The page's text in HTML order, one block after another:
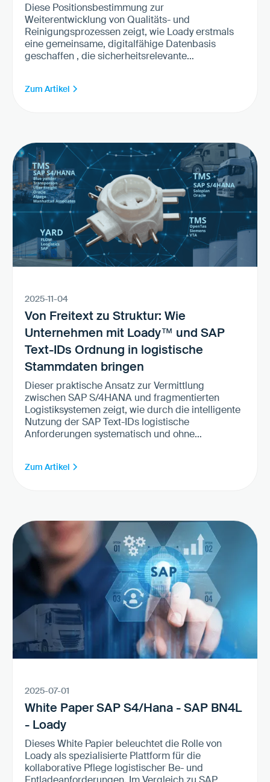
Diese Positionsbestimmung zur
Weiterentwicklung von Qualitäts- und
Reinigungsprozessen zeigt, wie Loady erstmals
eine gemeinsame, digitalfähige Datenbasis
geschaffen , die sicherheitsrelevante
manuelle Vorproduktprüfungen – über eine
bei Verladern oder Speditionen integriert werden
können, verfügbar.
Zum Artikel
2025-11-04
Von Freitext zu Struktur: Wie
Unternehmen mit Loady™ und SAP
Text-IDs Ordnung in logistische
Stammdaten bringen
Dieser praktische Ansatz zur Vermittlung
zwischen SAP S/4HANA und fragmentierten
Logistiksystemen zeigt, wie durch die intelligente
Nutzung der SAP Text-IDs logistische
Anforderungen systematisch und ohne
Zum Artikel
2025-07-01
White Paper SAP S4/Hana - SAP BN4L
- Loady
Dieses White Papier beleuchtet die Rolle von
Loady als spezialisierte Plattform für die
kollaborative Pflege logistischer Be- und